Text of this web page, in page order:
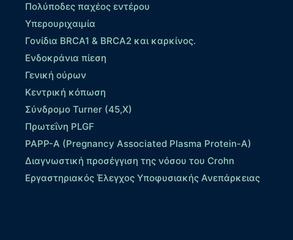
Πολύποδες παχέος εντέρου
Yπερουριχαιμία
Γονίδια BRCA1 & BRCA2 και καρκίνος.
Ενδοκράνια πίεση
Γενική ούρων
Κεντρική κόπωση
Σύνδρομο Turner (45,X)
Πρωτεΐνη PLGF
PAPP-A (Pregnancy Associated Plasma Protein-A)
Διαγνωστική προσέγγιση της νόσου του Crohn
Εργαστηριακός Έλεγχος Υποφυσιακής Ανεπάρκειας